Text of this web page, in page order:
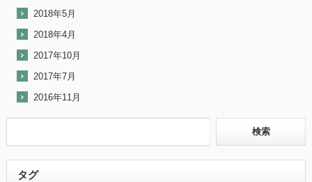
2018年5月
2018年4月
2017年10月
2017年7月
2016年11月
タグ